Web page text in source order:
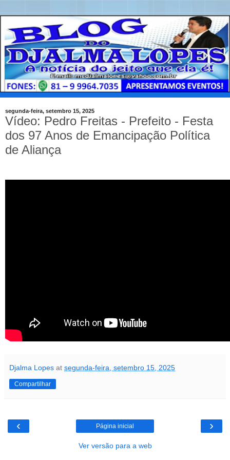
segunda-feira, setembro 15, 2025
Vídeo: Pedro Freitas - Prefeito - Festa
dos 97 Anos de Emancipação Política
de Aliança
Djalma Lopes at segunda-feira, setembro 15, 2025
Compartilhar
‹ ›
Página inicial
Ver versão para a web